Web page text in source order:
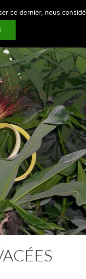
IMAGE
LIENS
ce dernier, nous